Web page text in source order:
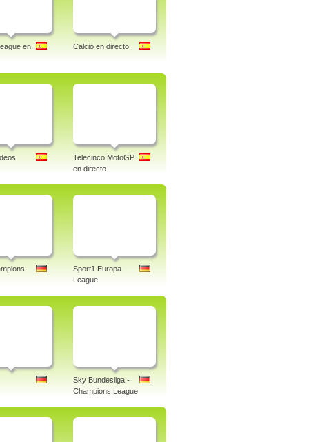
en Calcio en directo
Telecinco MotoGP
en directo
Sport1 Europa
League
Sky Bundesliga -
Champions League